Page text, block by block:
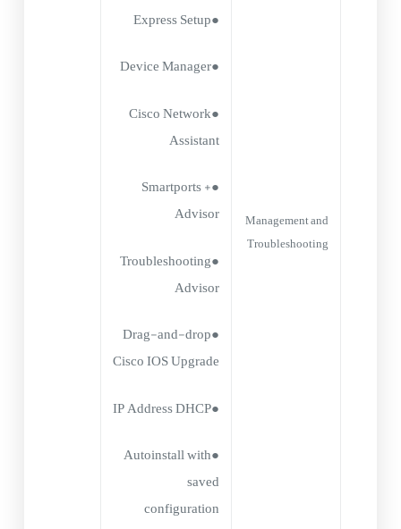
Management and
Troubleshooting
●Express Setup
●Device Manager
●Cisco Network
Assistant
●Smartports +
Advisor
●Troubleshooting
Advisor
●Drag-and-drop
Cisco IOS Upgrade
●IP Address DHCP
●Autoinstall with
saved
configuration